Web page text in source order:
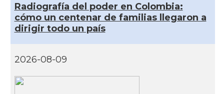
Radiografía del poder en Colombia:
cómo un centenar de familias llegaron a
dirigir todo un país
2026-08-09